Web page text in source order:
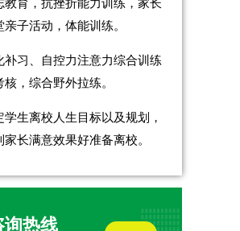
教育，抗挫折能力训练，家长
亲子活动，体能训练。
补习、自控力注意力综合训练
核，综合野外拉练。
学生离校人生目标以及规划，
家长满意效果好准备离校。
询热线